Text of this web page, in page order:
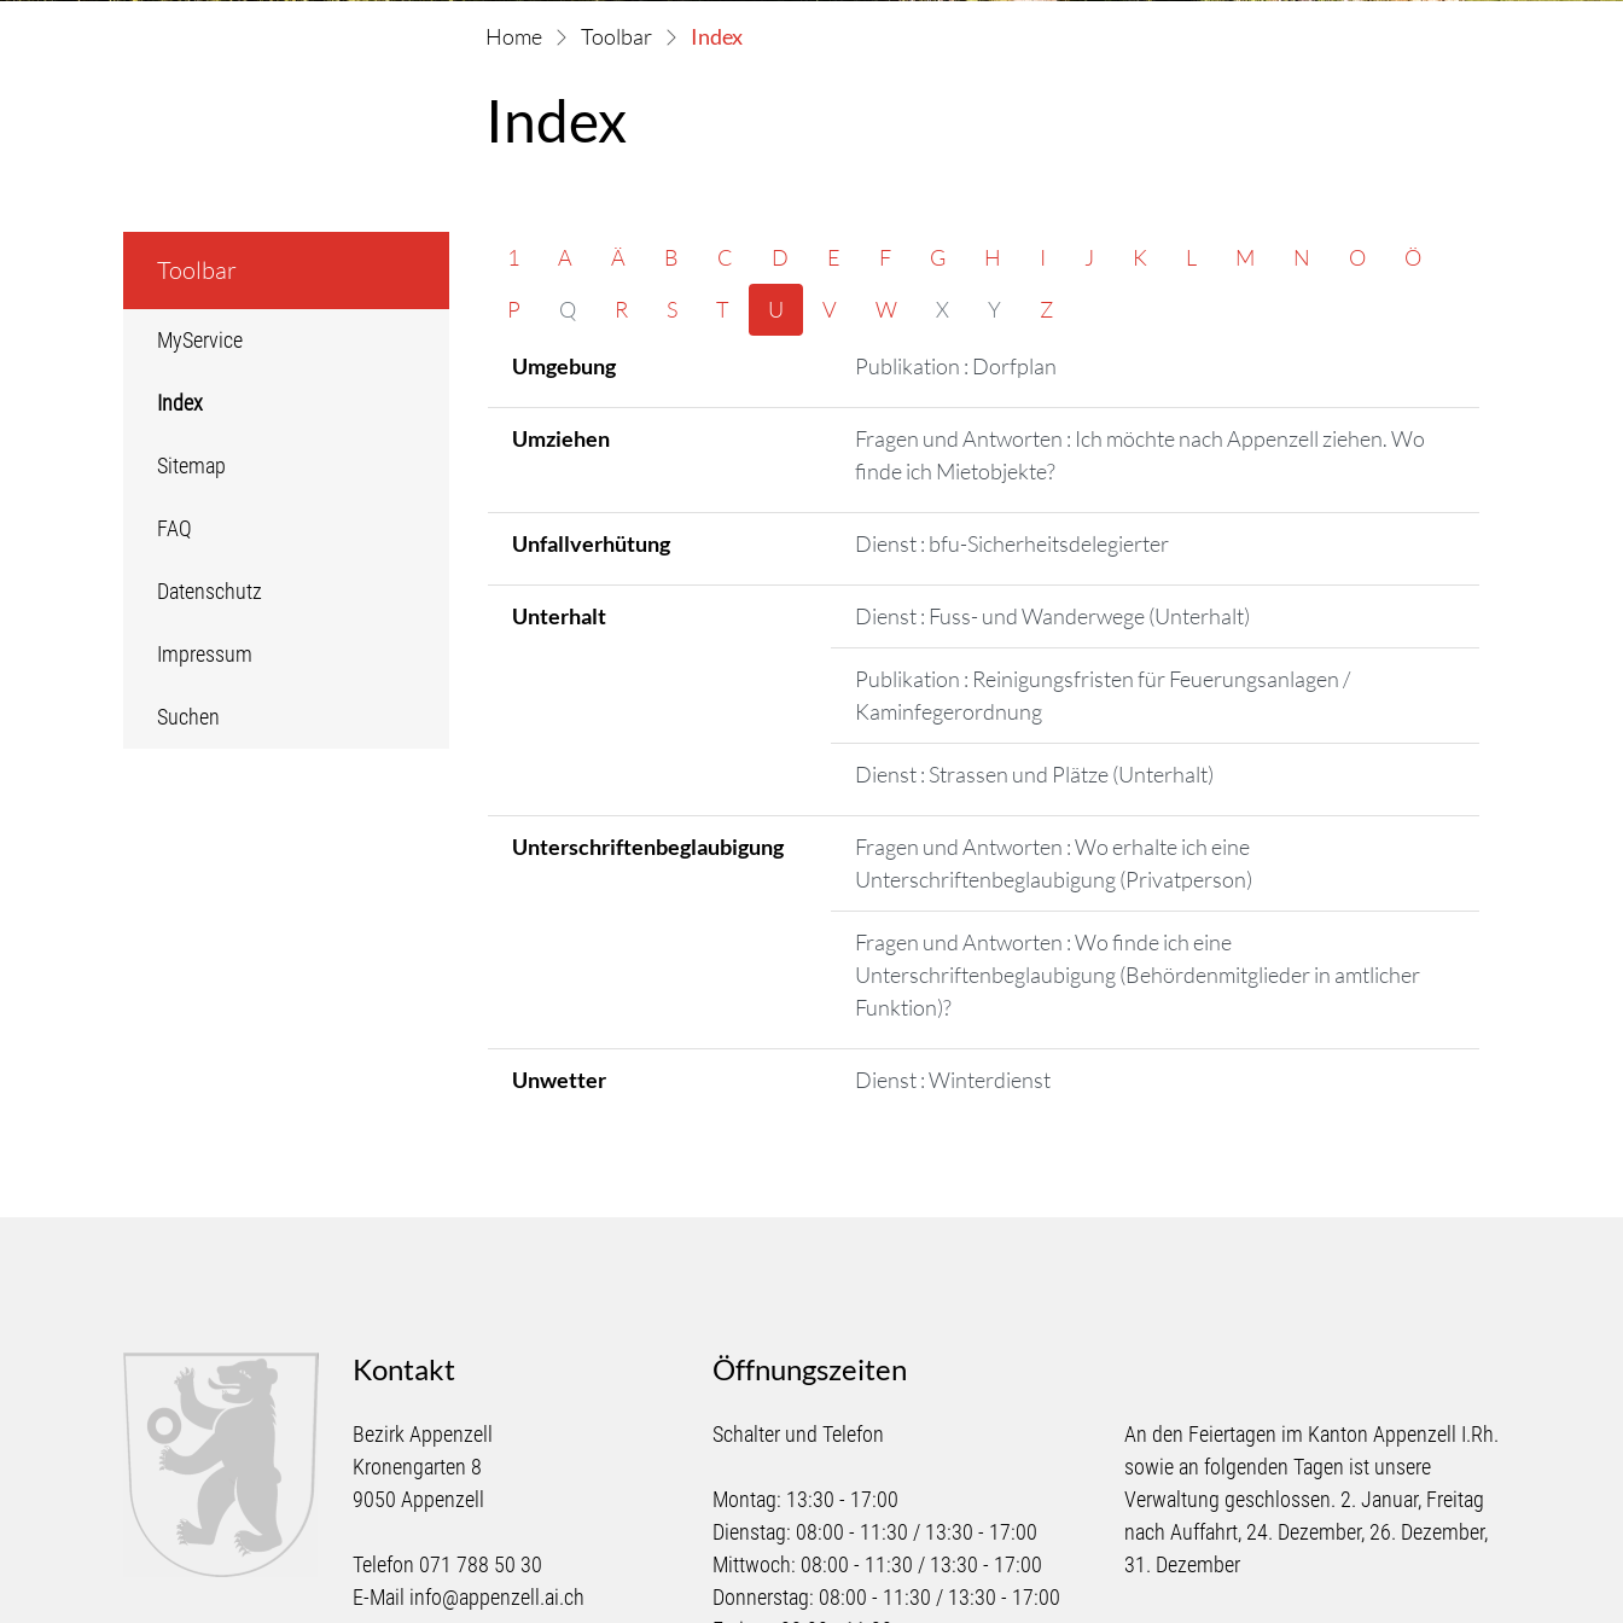
Toolbar Index(ausgewählt)
Index
Toolbar
MyService
Index
Sitemap
FAQ
Datenschutz
Impressum
Suchen
1 A Ä B C D E F G H I J K L M N O
Ö
P
Q R S T U V W X Y Z
Umgebung Publikation : Dorfplan
Umziehen
Fragen und Antworten : Ich möchte nach Appenzell ziehen. Wo
finde ich Mietobjekte?
Unfallverhütung Dienst : bfu-Sicherheitsdelegierter
Unterhalt Dienst : Fuss- und Wanderwege (Unterhalt)
Publikation : Reinigungsfristen für Feuerungsanlagen /
Kaminfegerordnung
Dienst : Strassen und Plätze (Unterhalt)
Unterschriftenbeglaubigung
Fragen und Antworten : Wo erhalte ich eine
Unterschriftenbeglaubigung (Privatperson)
Fragen und Antworten : Wo finde ich eine
Unterschriftenbeglaubigung (Behördenmitglieder in amtlicher
Funktion)?
Unwetter Dienst : Winterdienst
Kontakt
Bezirk Appenzell
Kronengarten 8
9050 Appenzell
Telefon 071 788 50 30
E-Mail info@appenzell.ai.ch
Öffnungszeiten
Schalter und Telefon
Montag: 13:30 - 17:00
Dienstag: 08:00 - 11:30 / 13:30 - 17:00
Mittwoch: 08:00 - 11:30 / 13:30 - 17:00
Donnerstag: 08:00 - 11:30 / 13:30 - 17:00
An den Feiertagen im Kanton Appenzell I.Rh.
sowie an folgenden Tagen ist unsere
Verwaltung geschlossen. 2. Januar, Freitag
nach Auffahrt, 24. Dezember, 26. Dezember,
31. Dezember